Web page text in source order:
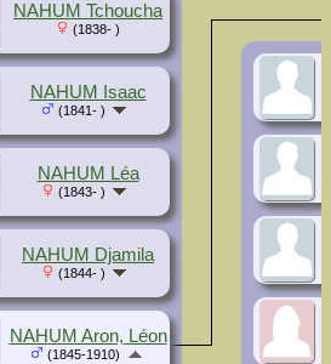
NAHUM Tchoucha
(1838- )
NAHUM Isaac
(1841- )
NAHUM Léa
(1843- )
NAHUM Djamila
(1844- )
NAHUM Aron, Léon
(1845-1910)